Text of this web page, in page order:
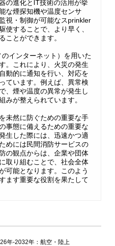
の進化とIT技術の活用が挙
な煙探知機や温度センサ
視・制御が可能なスprinkler
使することで、より早く、
ことができます。
インターネット）を用いた
。これにより、火災の発生
動的に通知を行い、対応を
ています。例えば、異常検
、煙や温度の異常が発生し
みが整えられています。
未然に防ぐための重要な手
事態に備えるための重要な
生した際には、迅速かつ適
めには民間消防サービスの
の観点からは、企業や団体
取り組むことで、社会全体
可能となります。このよう
ます重要な役割を果たして
年-2032年：航空・陸上